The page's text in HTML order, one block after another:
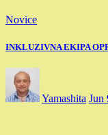
Novice
INKLUZIVNA EKIPA
Yamashita Jun